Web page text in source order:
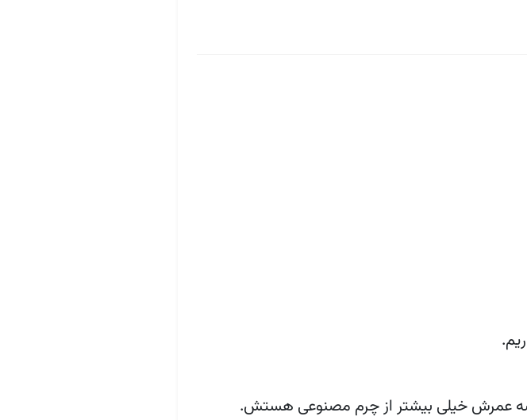
عمرشخیلی بیشتر از چرم مصنوعی هستش.